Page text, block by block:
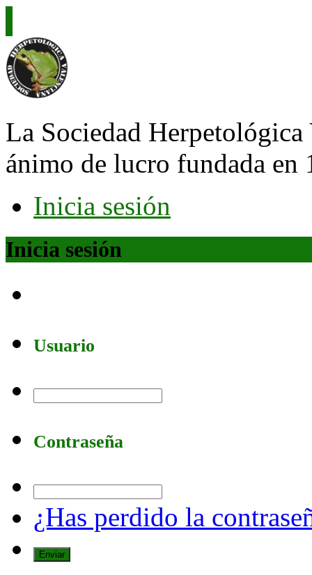
La Sociedad Herpetológica
ánimo de lucro fundada en
Inicia sesión
Inicia sesión
Usuario
Contraseña
¿Has perdido la